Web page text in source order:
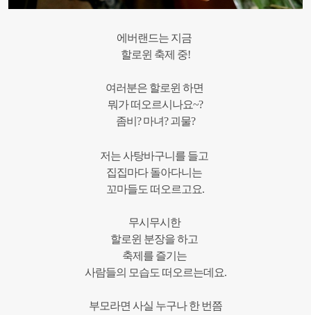
에버랜드는 지금
할로윈 축제 중!
여러분은 할로윈 하면
뭐가 떠오르시나요~?
좀비 ?마녀?괴물?
저는사탕바구니를 들고
집집마다 돌아다니는
꼬마들도 떠오르고요.
무시무시한
할로윈 분장을 하고
축제를 즐기는
사람들의 모습도 떠오르는데요.
부모라면 사실 누구나 한 번쯤